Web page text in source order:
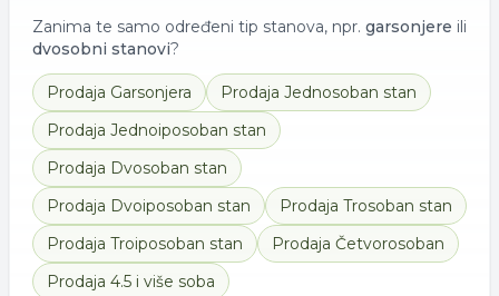
Zanima te samo određeni tip stanova, npr. garsonjere ili
dvosobni stanovi?
Prodaja Garsonjera Prodaja Jednosoban stan
Prodaja Jednoiposoban stan
Prodaja Dvosoban stan
Prodaja Dvoiposoban stan Prodaja Trosoban stan
Prodaja Troiposoban stan Prodaja Četvorosoban
Prodaja 4.5 i više soba